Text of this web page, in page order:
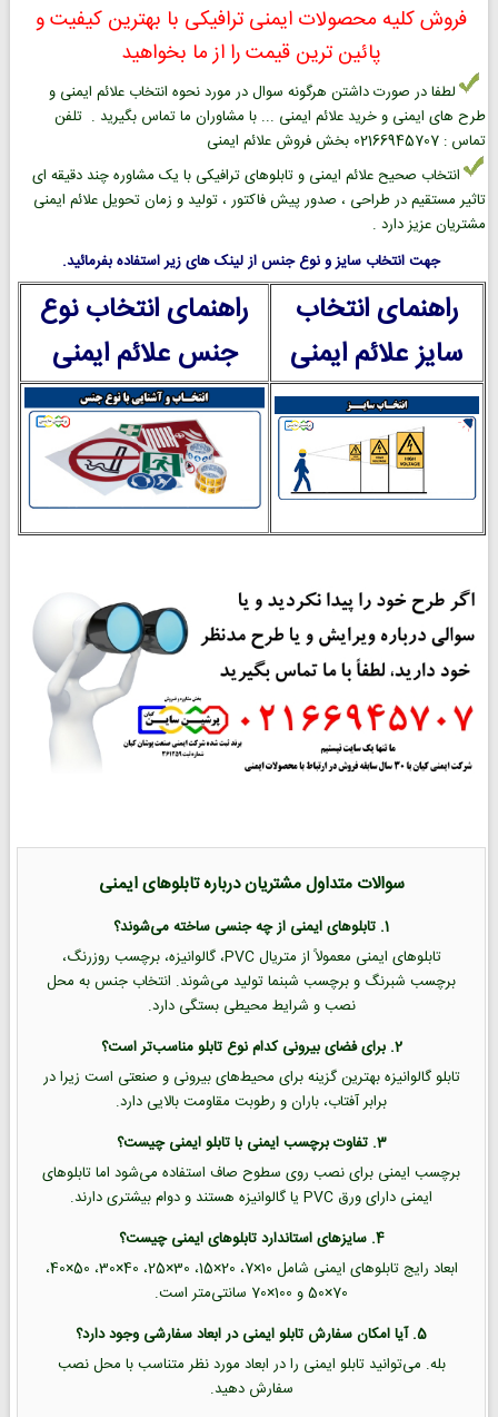
فروش کلیه محصولات ایمنی ترافیکی با بهترین کیفیت و
پائین ترین قیمت را از ما بخواهید
لطفا در صورت داشتن هرگونه سوال در مورد نحوه انتخاب علائم ایمنی و
طرح های ایمنی و خرید علائم ایمنی ... با مشاوران ما تماس بگیرید . تلفن
تماس : 02166945707 بخش فروش علائم ایمنی
انتخاب صحیح علائم ایمنی و تابلوهای ترافیکی با یک مشاوره چند دقیقه ای
تاثیر مستقیم در طراحی ، صدور پیش فاکتور ، تولید و زمان تحویل علائم ایمنی
مشتریان عزیز دارد .
جهت انتخاب سایز و نوع جنس از لینک های زیر استفاده بفرمائید.
راهنمای انتخاب
سایز علائم ایمنی
راهنمای انتخاب نوع
جنس علائم ایمنی
سوالات متداول مشتریان درباره تابلوهای ایمنی
1. تابلوهای ایمنی از چه جنسی ساخته می‌شوند؟
تابلوهای ایمنی معمولاً از متریال PVC، گالوانیزه، برچسب روزرنگ،
برچسب شبرنگ و برچسب شبنما تولید می‌شوند. انتخاب جنس به محل
نصب و شرایط محیطی بستگی دارد.
2. برای فضای بیرونی کدام نوع تابلو مناسب‌تر است؟
تابلو گالوانیزه بهترین گزینه برای محیط‌های بیرونی و صنعتی است زیرا در
برابر آفتاب، باران و رطوبت مقاومت بالایی دارد.
3. تفاوت برچسب ایمنی با تابلو ایمنی چیست؟
برچسب ایمنی برای نصب روی سطوح صاف استفاده می‌شود اما تابلوهای
ایمنی دارای ورق PVC یا گالوانیزه هستند و دوام بیشتری دارند.
4. سایزهای استاندارد تابلوهای ایمنی چیست؟
ابعاد رایج تابلوهای ایمنی شامل 10×7، 20×15، 30×25، 40×30، 50×40،
70×50 و 100×70 سانتی‌متر است.
5. آیا امکان سفارش تابلو ایمنی در ابعاد سفارشی وجود دارد؟
بله. می‌توانید تابلو ایمنی را در ابعاد مورد نظر متناسب با محل نصب
سفارش دهید.